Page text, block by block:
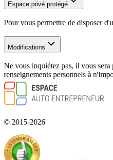
Espace privé protégé
Pour vous permettre de disposer
Modifications
Ne vous inquiétez pas, il vous
renseignements personnels à
© 2015-2026